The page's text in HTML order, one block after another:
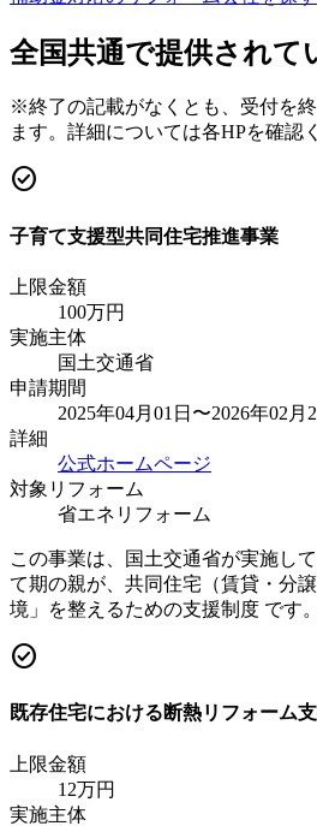
全国共通で提供されて
※終了の記載がなくとも、受付を
ます。詳細については各HPを確認
check_circle
子育て支援型共同住宅推進事業
上限金額
100万円
実施主体
国土交通省
申請期間
2025年04月01日〜2026年02月
詳細
公式ホームページ
対象リフォーム
省エネリフォーム
この事業は、国土交通省が実施し
て期の親が、共同住宅（賃貸・分
境」を整えるための支援制度 です。
check_circle
既存住宅における断熱リフォーム
上限金額
12万円
実施主体